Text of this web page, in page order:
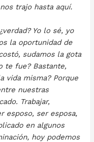
trajo hasta aquí.
Yo lo sé, yo
la oportunidad de
sudamos la gota
te fue? Bastante,
vida misma? Porque
nuestras
Trabajar,
esposo, ser esposa,
en algunos
hoy podemos